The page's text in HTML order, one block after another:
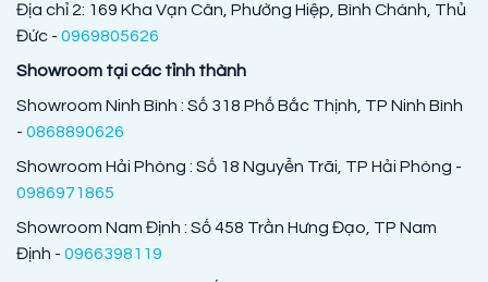
Địa chỉ 2: 169 Kha Vạn Cân, Phường Hiệp, Bình Chánh, Thủ
Đức - 0969805626
Showroom tại các tỉnh thành
Showroom Ninh Bình : Số 318 Phố Bắc Thịnh, TP Ninh Bình
- 0868890626
Showroom Hải Phòng : Số 18 Nguyễn Trãi, TP Hải Phòng -
0986971865
Showroom Nam Định : Số 458 Trần Hưng Đạo, TP Nam
Định - 0966398119